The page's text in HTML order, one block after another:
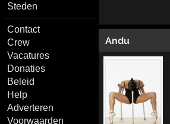
Steden
Contact
Crew
Vacatures
Donaties
Beleid
Help
Adverteren
Voorwaarden
Andu